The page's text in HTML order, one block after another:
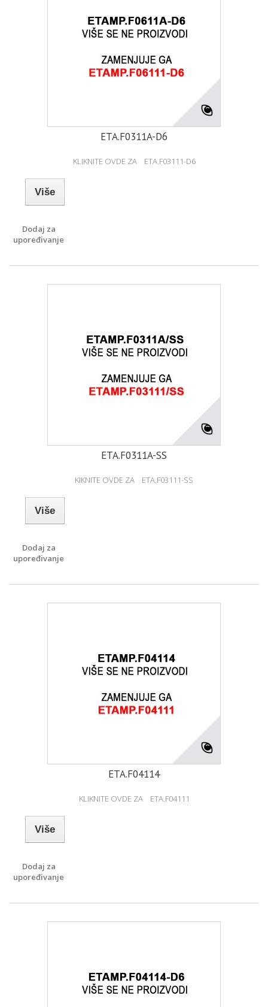
ETA.F0311A-D6
KLIKNITE OVDE ZA ETA.F03111-D6
Više
Dodaj za
upoređivanje
ETA.F0311A-SS
KIKNITE OVDE ZA ETA.F03111-SS
Više
Dodaj za
upoređivanje
ETA.F04114
KLIKNITE OVDE ZA ETA.F04111
Više
Dodaj za
upoređivanje